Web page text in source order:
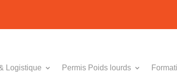
Logistique Permis Poids lourds